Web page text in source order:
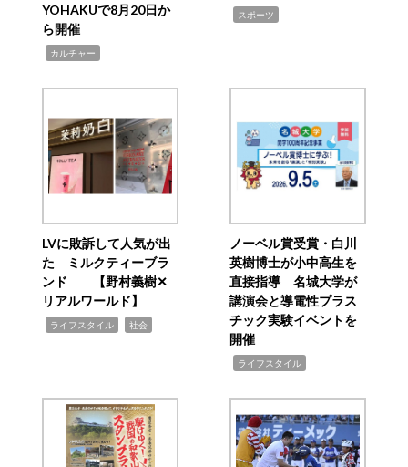
YOHAKUで8月20日か
ら開催
カルチャー
スポーツ
LVに敗訴して人気が出
た ミルクティーブラ
ンド 【野村義樹✕
リアルワールド】
ライフスタイル 社会
ノーベル賞受賞・白川
英樹博士が小中高生を
直接指導 名城大学が
講演会と導電性プラス
チック実験イベントを
開催
ライフスタイル